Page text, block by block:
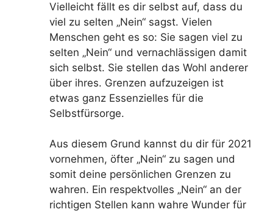
Vielleicht fällt es dir selbst auf, dass du
viel zu selten „Nein“ sagst. Vielen
Menschen geht es so: Sie sagen viel zu
selten „Nein“ und vernachlässigen damit
sich selbst. Sie stellen das Wohl anderer
über ihres. Grenzen aufzuzeigen ist
etwas ganz Essenzielles für die
Selbstfürsorge.
Aus diesem Grund kannst du dir für 2021
vornehmen, öfter „Nein“ zu sagen und
somit deine persönlichen Grenzen zu
wahren. Ein respektvolles „Nein“ an der
richtigen Stellen kann wahre Wunder für